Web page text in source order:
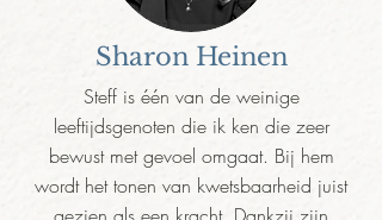
Sharon Heinen
Steff is één van de weinige
leeftijdsgenoten die ik ken die zeer
bewust met gevoel omgaat. Bij hem
wordt het tonen van kwetsbaarheid juist